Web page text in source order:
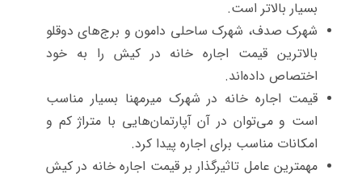
بسیار بالاتر است.
شهرک صدف، شهرک ساحلی دامون و برج‌های دوقلو
بالاترین قیمت اجاره خانه در کیش را به خود
اختصاص داده‌اند.
قیمت اجاره خانه در شهرک میرمهنا بسیار مناسب
است و می‌توان در آن آپارتمان‌هایی با متراژ کم و
امکانات مناسب برای اجاره پیدا کرد.
مهمترین عامل تاثیرگذار بر قیمت اجاره خانه در کیش